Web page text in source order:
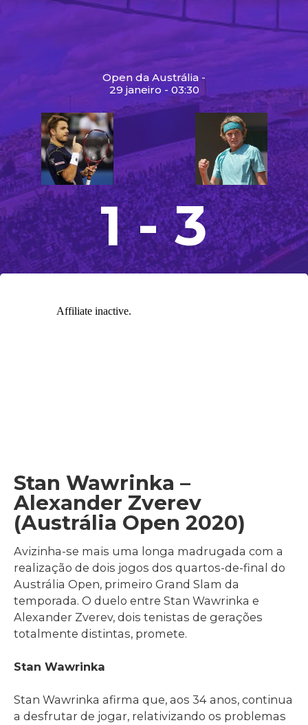
Open da Austrália -
29 janeiro - 03:30
1 - 3
Stan Wawrinka –
Alexander Zverev
(Austrália Open 2020)
Avizinha-se mais uma longa madrugada com a
realização de dois jogos dos quartos-de-final do
Austrália Open, primeiro Grand Slam da
temporada. O duelo entre Stan Wawrinka e
Alexander Zverev, dois tenistas de gerações
totalmente distintas, promete.
Stan Wawrinka
Stan Wawrinka afirma que, aos 34 anos, continua
a desfrutar de jogar, relativizando os problemas